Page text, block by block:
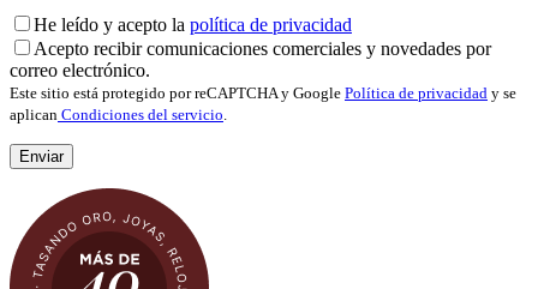
He leído y acepto la política de privacidad
Acepto recibir comunicaciones comerciales y novedades por
correo electrónico.
Este sitio está protegido por reCAPTCHA y Google Política de privacidad y se
aplican Condiciones del servicio